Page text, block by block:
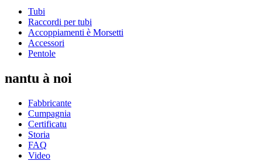
Tubi
Raccordi per tubi
Accoppiamenti è Morsetti
Accessori
Pentole
nantu à noi
Fabbricante
Cumpagnia
Certificatu
Storia
FAQ
Video